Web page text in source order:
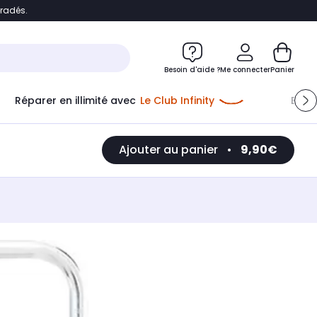
Accéder directement au chatbot
Besoin d'aide ?Me connecterPanier
Réparer en illimité avec Le Club Infinity
Ajouter au panier • 9,90€